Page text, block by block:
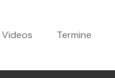
Videos Termine